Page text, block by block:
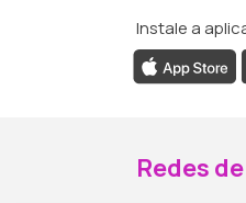
Instale a
Redes